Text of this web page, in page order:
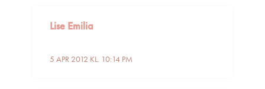
Lise Emilia
5 APR 2012 KL. 10:14 PM